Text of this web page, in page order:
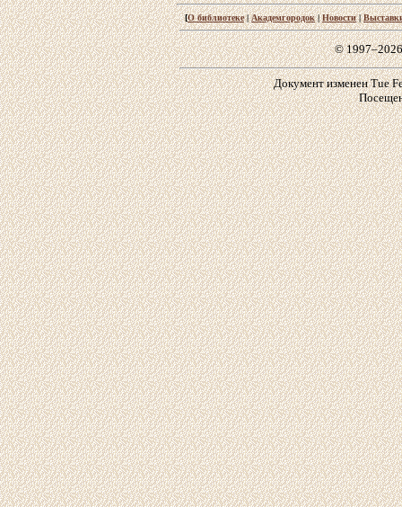
[О библиотеке|Академгородок|Новости|
©
Документ изменен Tue